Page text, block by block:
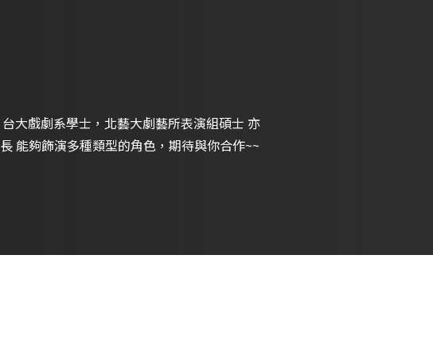
正亦邪，擅長喜劇節奏，擁有武術專長 能夠飾演多種類型的角色，期待與你合作~~